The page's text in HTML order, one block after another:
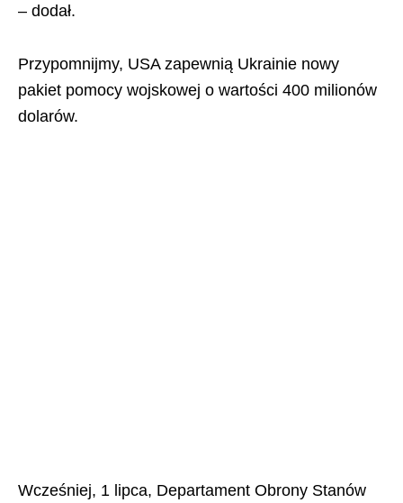
– dodał.
Przypomnijmy, USA zapewnią Ukrainie nowy
pakiet pomocy wojskowej o wartości 400 milionów
dolarów.
Wcześniej, 1 lipca, Departament Obrony Stanów